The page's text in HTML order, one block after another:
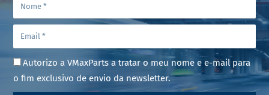
Autorizo a VMaxParts a tratar o meu nome e e-mail para
o fim exclusivo de envio da newsletter.